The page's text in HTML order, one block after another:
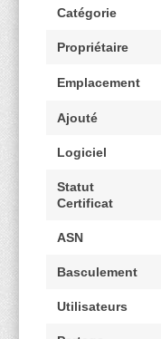
Catégorie
Propriétaire
Emplacement
Ajouté
Logiciel
Statut
Certificat
ASN
Basculement
Utilisateurs